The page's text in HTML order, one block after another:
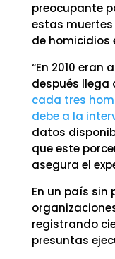
preocupante
estas
de homicidios
“En 2010 eran
después llega
cada tres
debe a la
datos
que este
asegura el
En un país sin
registrando
presuntas